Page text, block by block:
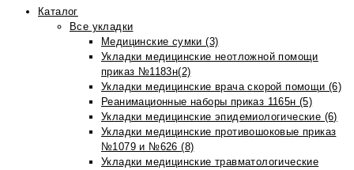
Каталог
Все укладки
Медицинские сумки (3)
Укладки медицинские неотложной помощи
приказ №1183н(2)
Укладки медицинские врача скорой помощи (6)
Реанимационные наборы приказ 1165н (5)
Укладки медицинские эпидемиологические (6)
Укладки медицинские противошоковые приказ
№1079 и №626 (8)
Укладки медицинские травматологические